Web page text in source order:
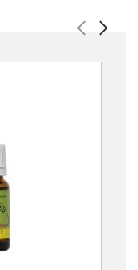
Previous
Next